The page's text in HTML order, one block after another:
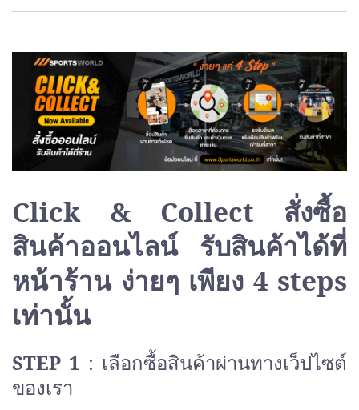
Click & Collect สั่งซื้อ
สินค้าออนไลน์ รับสินค้าได้ที่
หน้าร้าน ง่ายๆ เพียง 4 steps
เท่านั้น
STEP 1 : เลือกซื้อสินค้าผ่านทางเว็ปไซต์
ของเรา